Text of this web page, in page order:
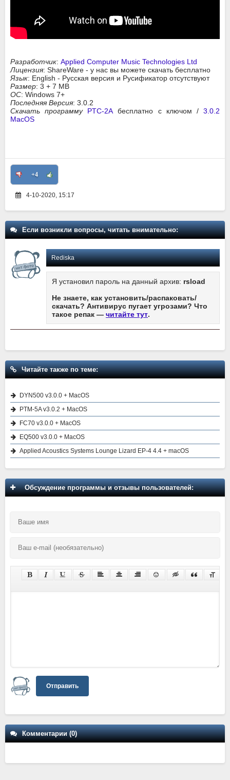
Разработчик: Applied Computer Music Technologies Ltd
Лицензия: ShareWare - у нас вы можете скачать бесплатно
Язык: English - Русская версия и Русификатор отсутствуют
Размер: 3 + 7 MB
ОС: Windows 7+
Последняя Версия: 3.0.2
Скачать программу PTC-2Aбесплатно с ключом /3.0.2
MacOS
+4
4-10-2020, 15:17
Если возникли вопросы, читать внимательно:
Rediska
Я установил пароль на данный архив: rsload
Не знаете, как установить/распаковать/
скачать? Антивирус пугает угрозами? Что
такое репак — читайте тут.
Читайте также по теме:
DYN500 v3.0.0 + MacOS
PTM-5A v3.0.2 + MacOS
FC70 v3.0.0 + MacOS
EQ500 v3.0.0 + MacOS
Applied Acoustics Systems Lounge Lizard EP-4 4.4 + macOS
Обсуждение программы и отзывы пользователей:
Отправить
Комментарии (0)